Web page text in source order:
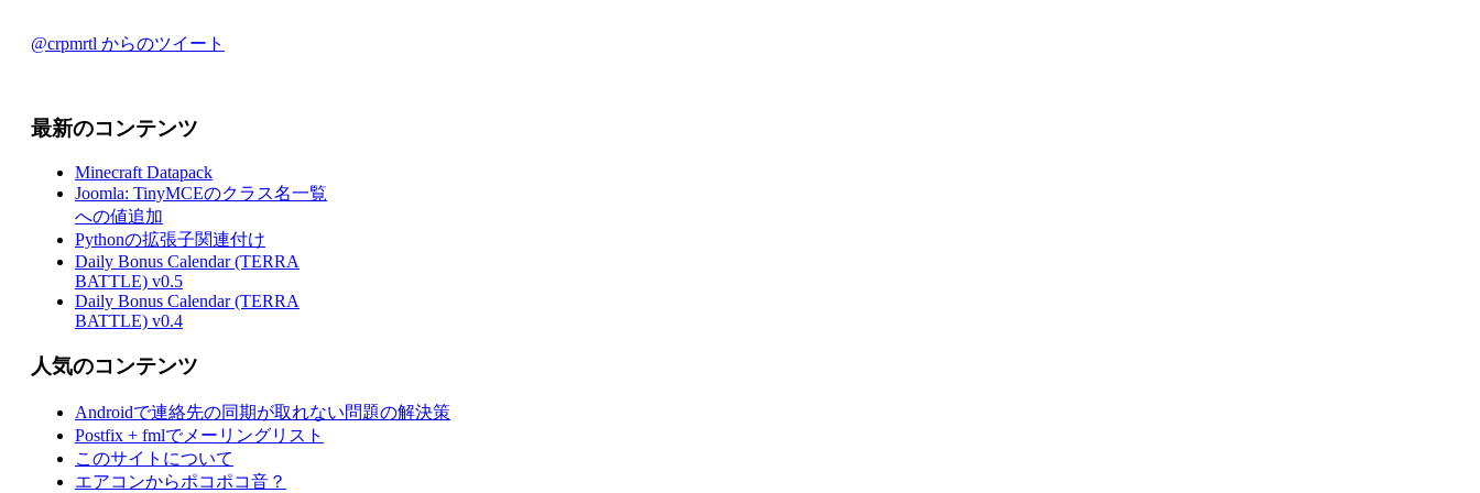
@crpmrtl からのツイート
最新のコンテンツ
Minecraft Datapack
Joomla: TinyMCEのクラス名一覧
への値追加
Pythonの拡張子関連付け
Daily Bonus Calendar (TERRA
BATTLE) v0.5
Daily Bonus Calendar (TERRA
BATTLE) v0.4
人気のコンテンツ
Androidで連絡先の同期が取れない問題の解決策
Postfix + fmlでメーリングリスト
このサイトについて
エアコンからポコポコ音？